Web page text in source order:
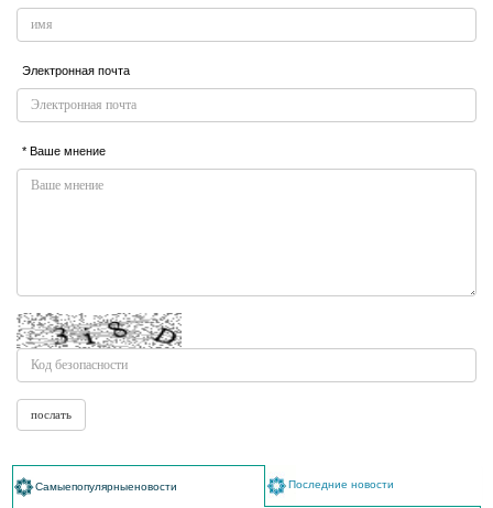
Электронная почта
* Ваше мнение
Самыепопулярныеновости Последние новости